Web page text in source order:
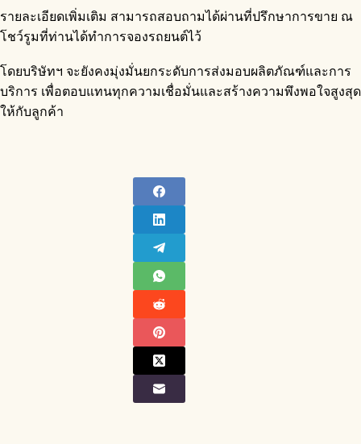
รายละเอียดเพิ่มเติม สามารถสอบถามได้ผ่านที่ปรึกษาการขาย ณ
โชว์รูมที่ท่านได้ทำการจองรถยนต์ไว้
โดยบริษัทฯ จะยังคงมุ่งมั่นยกระดับการส่งมอบผลิตภัณฑ์และการ
บริการ เพื่อตอบแทนทุกความเชื่อมั่นและสร้างความพึงพอใจสูงสุด
ให้กับลูกค้า